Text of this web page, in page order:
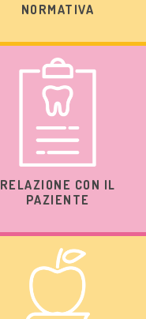
NORMATIVA
RELAZIONE CON IL
PAZIENTE